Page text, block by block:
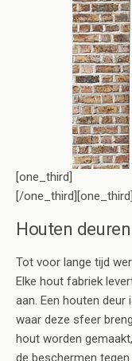
[one_third]
[/one_third][one_third]
Houten deuren
Tot voor lange tijd
Elke hout fabriek
aan. Een houten
waar deze sfeer
hout worden
de beschermen